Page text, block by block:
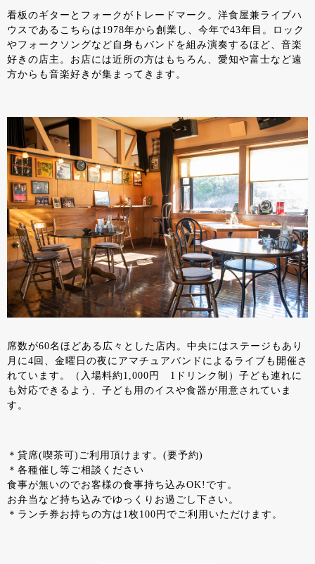
看板のギターとフォークがトレードマーク。洋食屋兼ライブハ
ウスであるこちらは1978年から創業し、今年で43年目。ロック
やフォークソングなど自身もバンドを組み演奏するほど、音楽
好きの店主。お店には近所の方はもちろん、愛知や富士など遠
方からも音楽好きが集まってきます。
席数が60名ほどある広々とした店内。中央にはステージもあり
月に4回、金曜日の夜にアマチュアバンドによるライブも開催さ
れています。（入場料約1,000円 1ドリンク制）子ども連れに
も対応できるよう、子ども用のイスや食器が用意されていま
す。
＊貸席(喫茶可)ご利用頂けます。(要予約)
＊各種催し等ご相談ください
食事が無いのでお客様の食事持ち込みOK!です。
お弁当など持ち込みでゆっくりお過ごし下さい。
＊ランチ券お持ちの方は1枚100円でご利用いただけます。